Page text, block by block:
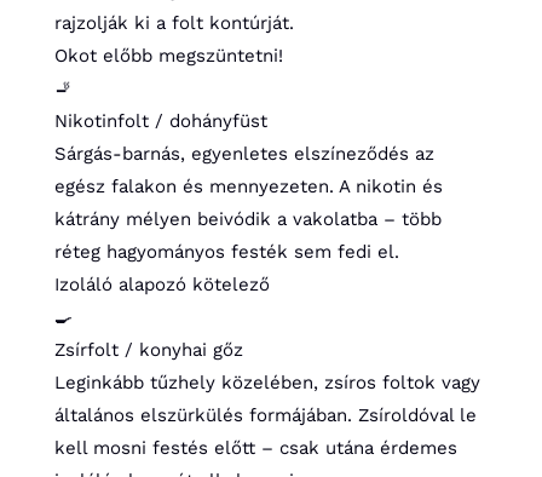
rajzolják ki a folt kontúrját.
Okot előbb megszüntetni!
🚬
Nikotinfolt / dohányfüst
Sárgás-barnás, egyenletes elszíneződés az
egész falakon és mennyezeten. A nikotin és
kátrány mélyen beivódik a vakolatba – több
réteg hagyományos festék sem fedi el.
Izoláló alapozó kötelező
🍳
Zsírfolt / konyhai gőz
Leginkább tűzhely közelében, zsíros foltok vagy
általános elszürkülés formájában. Zsíroldóval le
kell mosni festés előtt – csak utána érdemes